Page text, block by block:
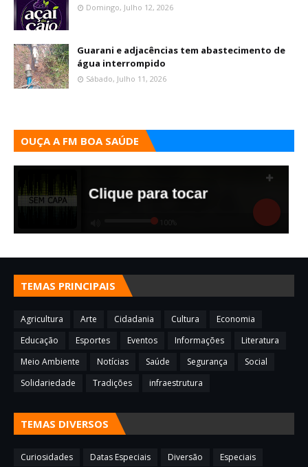
Domingo, Julho 12, 2026
Guarani e adjacências tem abastecimento de
água interrompido
Sábado, Julho 11, 2026
OUÇA A FM BOA SAÚDE
TEMAS PRINCIPAIS
Agricultura Arte Cidadania Cultura
Economia
Educação
Esportes Eventos Informações
Literatura
Meio Ambiente
Notícias Saúde Segurança
Social
Solidariedade
Tradições infraestrutura
TEMAS DIVERSOS
Curiosidades Datas Especiais Diversão
Especiais